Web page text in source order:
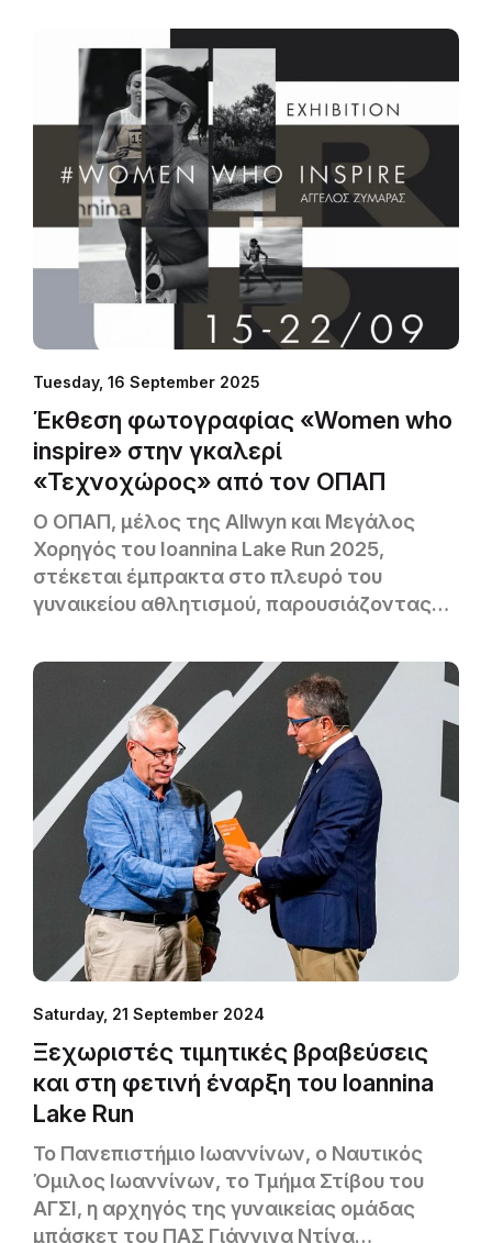
των απλών ανθρώπων.
Tuesday, 16 September 2025
Έκθεση φωτογραφίας «Women who
inspire» στην γκαλερί
«Τεχνοχώρος» από τον ΟΠΑΠ
Ο ΟΠΑΠ, μέλος της Allwyn και Μεγάλος
Χορηγός του Ioannina Lake Run 2025,
στέκεται έμπρακτα στο πλευρό του
γυναικείου αθλητισμού, παρουσιάζοντας
inspire» στην γκαλερί Τεχνοχώρος
(Ζυγομάλλη 16, Ιωάννινα), από τις 15 έως
και τις 22 Σεπτεμβρίου.
Saturday, 21 September 2024
Ξεχωριστές τιμητικές βραβεύσεις
και στη φετινή έναρξη του Ioannina
Lake Run
Το Πανεπιστήμιο Ιωαννίνων, ο Ναυτικός
Όμιλος Ιωαννίνων, το Τμήμα Στίβου του
ΑΓΣΙ, η αρχηγός της γυναικείας ομάδας
μπάσκετ του ΠΑΣ Γιάννινα Ντίνα